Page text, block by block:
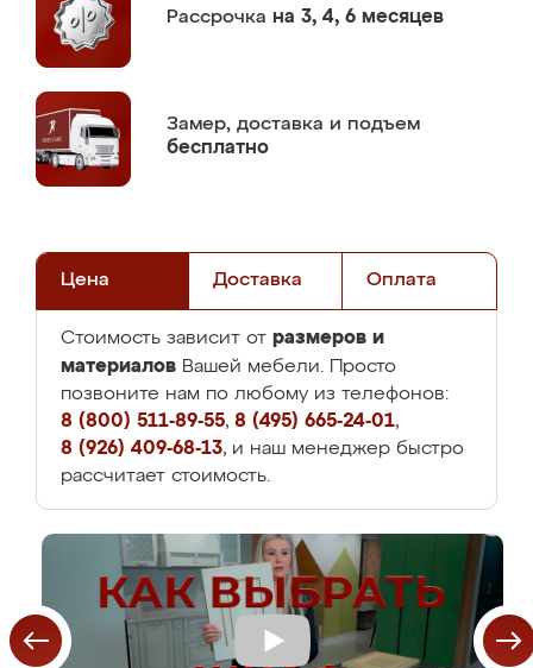
Рассрочка на 3, 4, 6 месяцев
Замер, доставка и подъем
бесплатно
Цена Доставка Оплата
Стоимость зависит от размеров и
материалов Вашей мебели. Просто
позвоните нам по любому из телефонов:
8 (800) 511-89-55, 8 (495) 665-24-01,
8 (926) 409-68-13, и наш менеджер быстро
рассчитает стоимость.